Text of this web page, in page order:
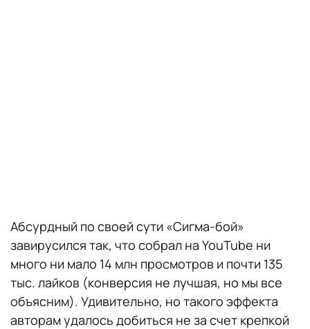
Абсурдный по своей сути «Сигма-бой»
завирусился так, что собрал на YouTube ни
много ни мало 14 млн просмотров и почти 135
тыс. лайков (конверсия не лучшая, но мы все
объясним). Удивительно, но такого эффекта
авторам удалось добиться не за счет крепкой